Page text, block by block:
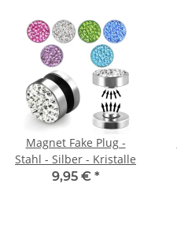
Magnet Fake Plug -
Stahl - Silber - Kristalle
9,95 € *